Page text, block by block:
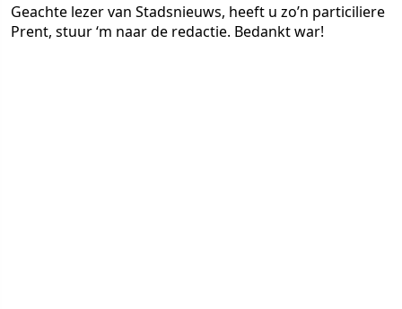
Geachte lezer van Stadsnieuws, heeft u zo’n particiliere
Prent, stuur ‘m naar de redactie. Bedankt war!